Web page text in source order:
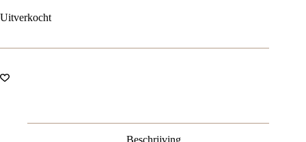
Uitverkocht
Beschrijving